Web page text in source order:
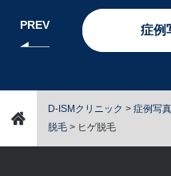
PREV 症例
D-ISMクリニック > 症例写
脱毛> ヒゲ脱毛